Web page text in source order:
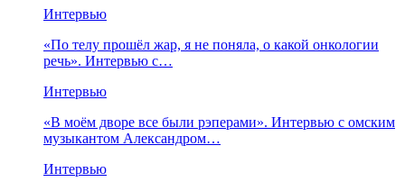
Интервью
«По телу прошёл жар, я не поняла, о какой онкологии
речь». Интервью с…
Интервью
«В моём дворе все были рэперами». Интервью с омским
музыкантом Александром…
Интервью